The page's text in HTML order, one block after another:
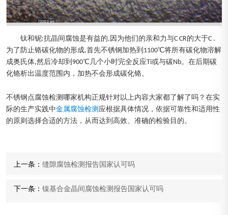
钛和铌:抗晶间腐蚀是有益的,因为他们的亲和力与C CR的大于C .
为了防止铬碳化物的形成,首先不锈钢加热到1100℃将所有碳化物溶解
成奥氏体,然后冷却到900℃几个小时完全反应Ti或与碳Nb。在后期碳
化铬析出温度范围内，加热不会形成碳化铬。
不锈钢点腐蚀检测哪家机构正规针对以上内容大家都了解了吗？在实
际的生产实践中金属腐蚀检测 应根据具体情况，依据可靠性和适用性
的原则选择合适的方法，从而达到高效、准确的检验目的。
上一条： 缝隙腐蚀检测报告国家认可吗
下一条： 镍基合金晶间腐蚀检测报告国家认可吗